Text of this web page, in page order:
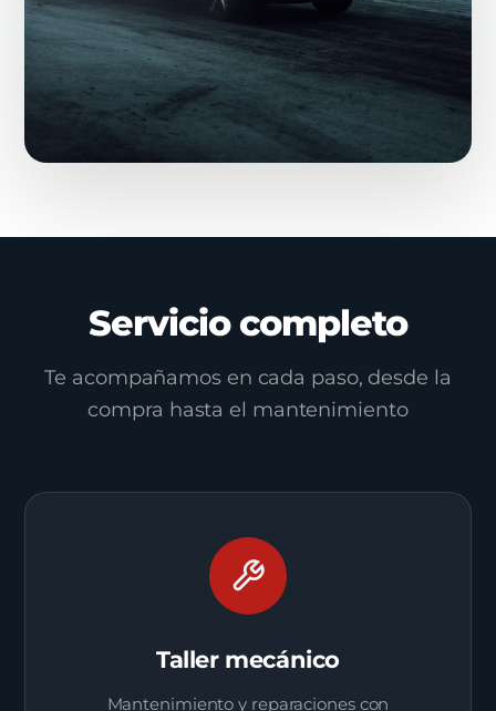
Servicio completo
Te acompañamos en cada paso, desde la
compra hasta el mantenimiento
Taller mecánico
Mantenimiento y reparaciones con